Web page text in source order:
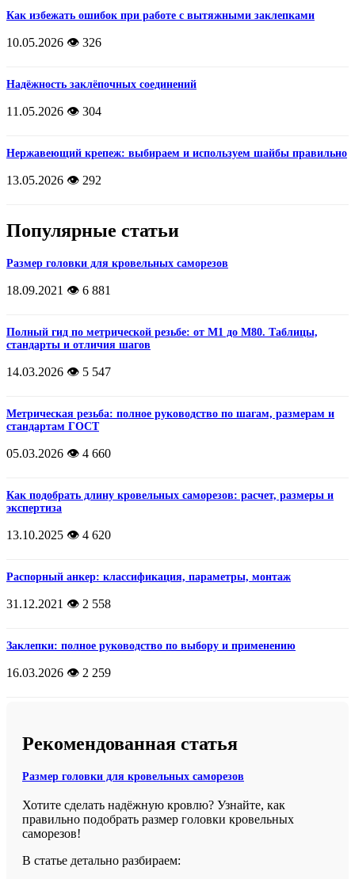
Как избежать ошибок при работе с вытяжными заклепками
10.05.2026 👁️ 326
Надёжность заклёпочных соединений
11.05.2026 👁️ 304
Нержавеющий крепеж: выбираем и используем шайбы правильно
13.05.2026 👁️ 292
Популярные статьи
Размер головки для кровельных саморезов
18.09.2021 👁️ 6 881
Полный гид по метрической резьбе: от М1 до М80. Таблицы,
стандарты и отличия шагов
14.03.2026 👁️ 5 547
Метрическая резьба: полное руководство по шагам, размерам и
стандартам ГОСТ
05.03.2026 👁️ 4 660
Как подобрать длину кровельных саморезов: расчет, размеры и
экспертиза
13.10.2025 👁️ 4 620
Распорный анкер: классификация, параметры, монтаж
31.12.2021 👁️ 2 558
Заклепки: полное руководство по выбору и применению
16.03.2026 👁️ 2 259
Рекомендованная статья
Размер головки для кровельных саморезов
Хотите сделать надёжную кровлю? Узнайте, как
правильно подобрать размер головки кровельных
саморезов!
В статье детально разбираем: